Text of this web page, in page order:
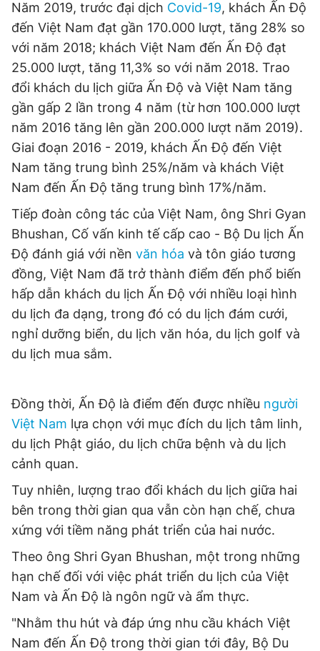
Giấy phép xuất bản số 110/GP - BTTTT cấp ngày 24.3.2020
© 2003-2026 Bản quyền thuộc về Báo Thanh Niên. Cấm sao
chép dưới mọi hình thức nếu không có sự chấp thuận bằng văn
bản. Phát triển bởi ePi Technologies, JSC.
Năm 2019, trước đại dịch Covid-19, khách Ấn Độ
đến Việt Nam đạt gần 170.000 lượt, tăng 28% so
với năm 2018; khách Việt Nam đến Ấn Độ đạt
25.000 lượt, tăng 11,3% so với năm 2018. Trao
đổi khách du lịch giữa Ấn Độ và Việt Nam tăng
gần gấp 2 lần trong 4 năm (từ hơn 100.000 lượt
năm 2016 tăng lên gần 200.000 lượt năm 2019).
Giai đoạn 2016 - 2019, khách Ấn Độ đến Việt
Nam tăng trung bình 25%/năm và khách Việt
Nam đến Ấn Độ tăng trung bình 17%/năm.
Tiếp đoàn công tác của Việt Nam, ông Shri Gyan
Bhushan, Cố vấn kinh tế cấp cao - Bộ Du lịch Ấn
Độ đánh giá với nền văn hóa và tôn giáo tương
đồng, Việt Nam đã trở thành điểm đến phổ biến
hấp dẫn khách du lịch Ấn Độ với nhiều loại hình
du lịch đa dạng, trong đó có du lịch đám cưới,
nghỉ dưỡng biển, du lịch văn hóa, du lịch golf và
du lịch mua sắm.
Đồng thời, Ấn Độ là điểm đến được nhiều người
Việt Nam lựa chọn với mục đích du lịch tâm linh,
du lịch Phật giáo, du lịch chữa bệnh và du lịch
cảnh quan.
Tuy nhiên, lượng trao đổi khách du lịch giữa hai
bên trong thời gian qua vẫn còn hạn chế, chưa
xứng với tiềm năng phát triển của hai nước.
Theo ông Shri Gyan Bhushan, một trong những
hạn chế đối với việc phát triển du lịch của Việt
Nam và Ấn Độ là ngôn ngữ và ẩm thực.
"Nhằm thu hút và đáp ứng nhu cầu khách Việt
Nam đến Ấn Độ trong thời gian tới đây, Bộ Du